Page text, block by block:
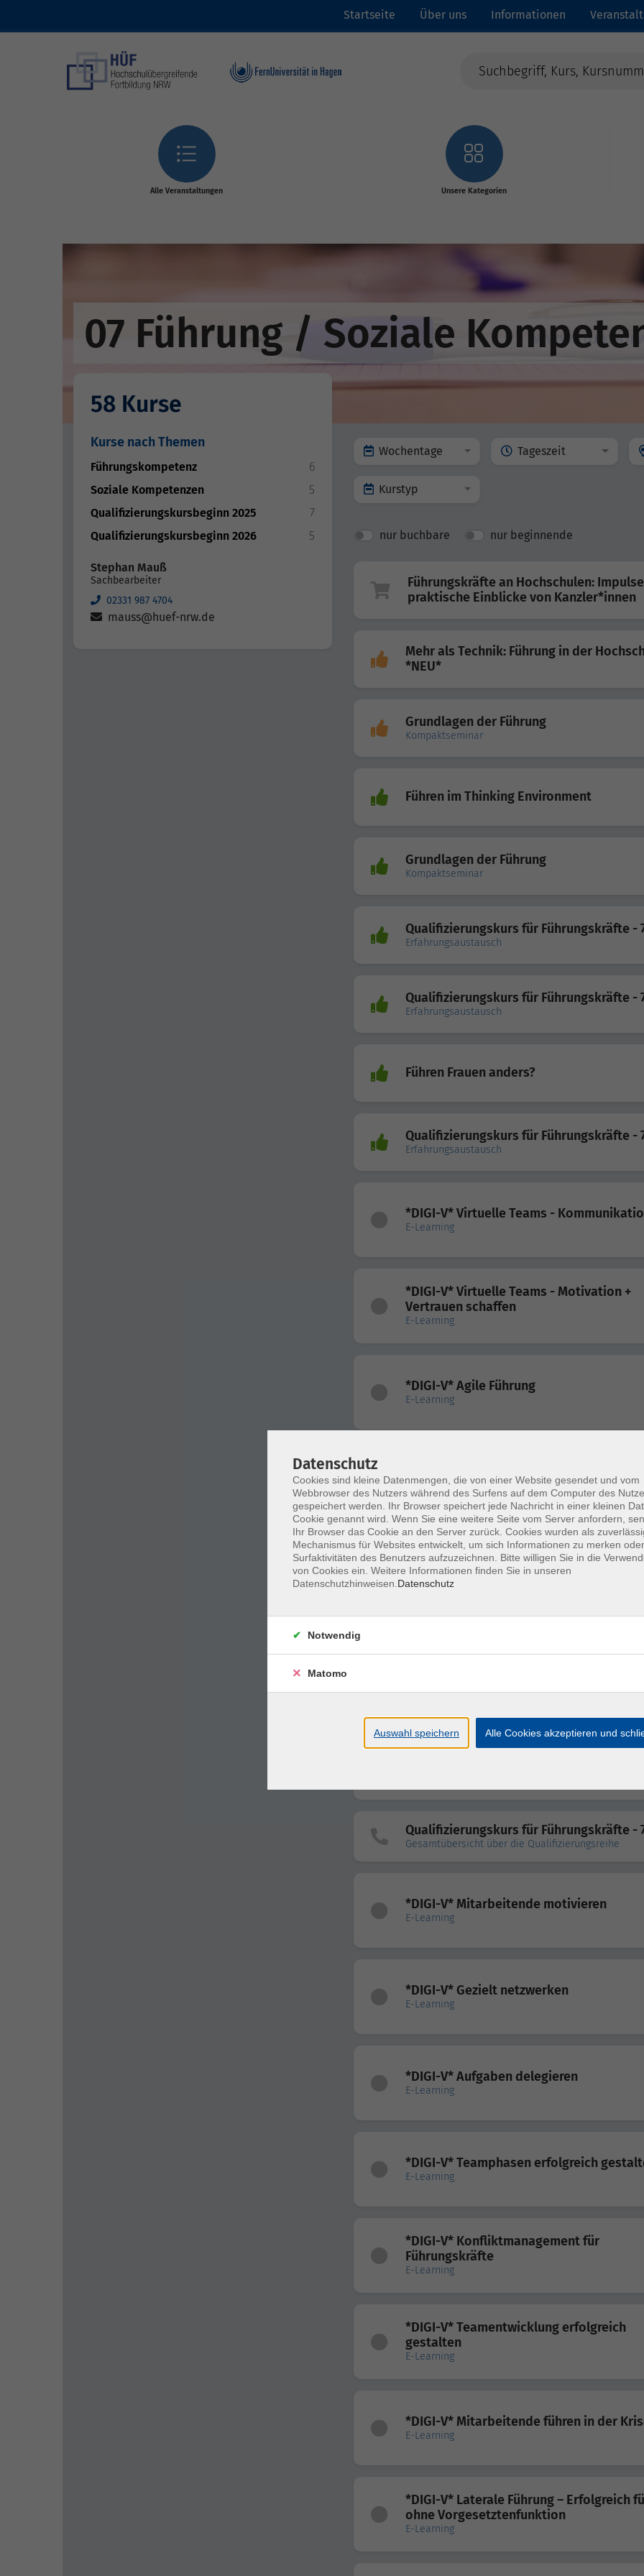
Startseite Über uns Informationen
Alle Veranstaltungen Unsere Kategorien
07 Führung / Soziale
58 Kurse
Kurse nach Themen
Führungskompetenz
6
Soziale Kompetenzen
5
Qualifizierungskursbeginn 2025
7
Qualifizierungskursbeginn 2026
5
Stephan Mauß
Sachbearbeiter
02331 987 4704
mauss@huef-nrw.de
Wochentage Tageszeit
Kurstyp
nur buchbare nur beginnende
Führungskräfte an Hochschulen:
praktische Einblicke von Kanzler*innen
Mehr als Technik: Führung in der
*NEU*
Grundlagen der Führung
Kompaktseminar
Führen im Thinking Environment
Grundlagen der Führung
Kompaktseminar
Qualifizierungskurs für Führungskräfte -
Erfahrungsaustausch
Qualifizierungskurs für Führungskräfte -
Erfahrungsaustausch
Führen Frauen anders?
Qualifizierungskurs für Führungskräfte -
Erfahrungsaustausch
*DIGI-V* Virtuelle Teams -
E-Learning
*DIGI-V* Virtuelle Teams - Motivation +
Vertrauen schaffen
E-Learning
*DIGI-V* Agile Führung
E-Learning
und motivieren
E-Learning
*DIGI-V* Hybride Teams erfolgreich
E-Learning
Qualifizierungskurs für Führungskräfte -
Online-Format)
Qualifizierungskurs für Führungskräfte -
Gesamtübersicht über die Qualifizierungsreihe
*DIGI-V* Mitarbeitende motivieren
E-Learning
*DIGI-V* Gezielt netzwerken
E-Learning
*DIGI-V* Aufgaben delegieren
E-Learning
*DIGI-V* Teamphasen erfolgreich
E-Learning
*DIGI-V* Konfliktmanagement für
Führungskräfte
E-Learning
*DIGI-V* Teamentwicklung erfolgreich
gestalten
E-Learning
*DIGI-V* Mitarbeitende führen in der
E-Learning
*DIGI-V* Laterale Führung – Erfolgreich
ohne Vorgesetztenfunktion
E-Learning
Datenschutz
Cookies sind kleine Datenmengen, die von einer Website gesendet und vom
Webbrowser des Nutzers während des Surfens auf dem Computer des
gespeichert werden. Ihr Browser speichert jede Nachricht in einer kleinen
Cookie genannt wird. Wenn Sie eine weitere Seite vom Server anfordern,
Ihr Browser das Cookie an den Server zurück. Cookies wurden als
Mechanismus für Websites entwickelt, um sich Informationen zu merken
Surfaktivitäten des Benutzers aufzuzeichnen. Bitte willigen Sie in die
von Cookies ein. Weitere Informationen finden Sie in unseren
Datenschutzhinweisen. Datenschutz
Notwendig
Matomo
Auswahl speichern Alle Cookies akzeptieren und